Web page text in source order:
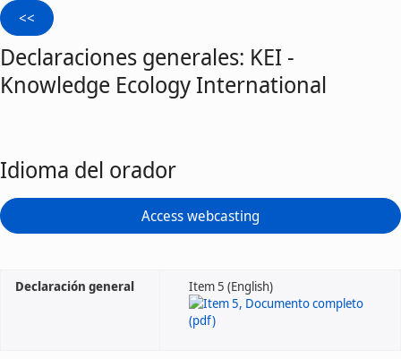
Declaraciones generales: KEI -
Knowledge Ecology International
Idioma del orador
Access webcasting
Declaración general Item 5 (English)